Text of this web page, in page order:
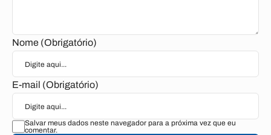
Nome (Obrigatório)
E-mail (Obrigatório)
Salvar meus dados neste navegador para a próxima vez que eu
comentar.